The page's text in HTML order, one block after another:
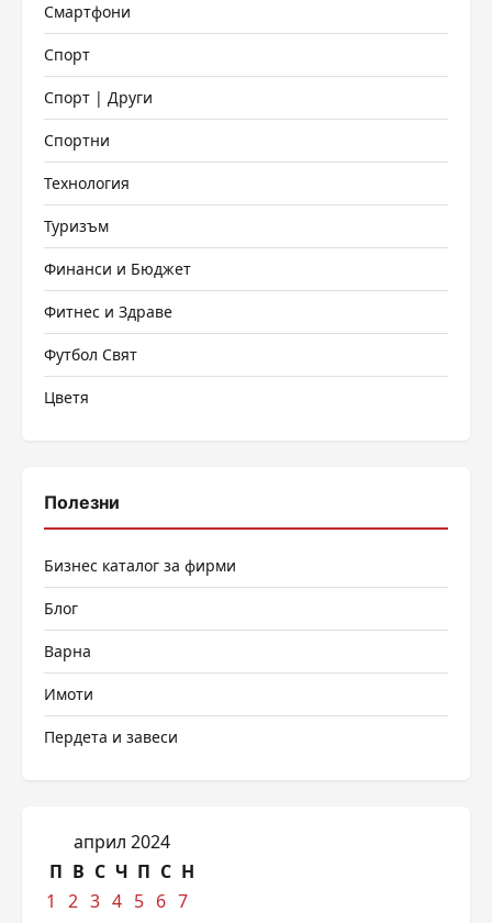
Смартфони
Спорт
Спорт | Други
Спортни
Технология
Туризъм
Финанси и Бюджет
Фитнес и Здраве
Футбол Свят
Цветя
Полезни
Бизнес каталог за фирми
Блог
Варна
Имоти
Пердета и завеси
април 2024
П В С Ч П С Н
1
2 3 4 5 6 7